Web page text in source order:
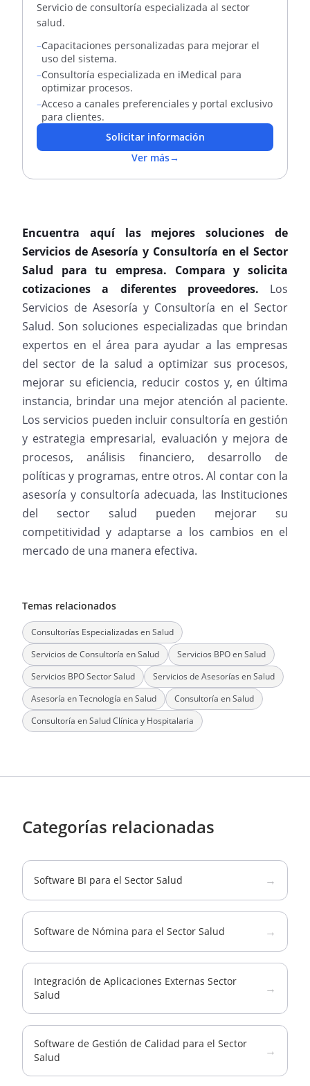
Servicio de consultoría especializada al sector
salud.
–Capacitaciones personalizadas para mejorar el
uso del sistema.
–Consultoría especializada en iMedical para
optimizar procesos.
–Acceso a canales preferenciales y portal exclusivo
para clientes.
Solicitar información
Ver más→
Encuentra aquí las mejores soluciones de
Servicios de Asesoría y Consultoría en el Sector
Salud para tu empresa. Compara y solicita
cotizaciones a diferentes proveedores. Los
Servicios de Asesoría y Consultoría en el Sector
Salud. Son soluciones especializadas que brindan
expertos en el área para ayudar a las empresas
del sector de la salud a optimizar sus procesos,
mejorar su eficiencia, reducir costos y, en última
instancia, brindar una mejor atención al paciente.
Los servicios pueden incluir consultoría en gestión
y estrategia empresarial, evaluación y mejora de
procesos, análisis financiero, desarrollo de
políticas y programas, entre otros. Al contar con la
asesoría y consultoría adecuada, las Instituciones
del sector salud pueden mejorar su
competitividad y adaptarse a los cambios en el
mercado de una manera efectiva.
Temas relacionados
Consultorías Especializadas en Salud
Servicios de Consultoría en Salud
Servicios BPO en Salud
Servicios BPO Sector Salud
Servicios de Asesorías en Salud
Asesoría en Tecnología en Salud
Consultoría en Salud
Consultoría en Salud Clínica y Hospitalaria
Categorías relacionadas
Software BI para el Sector Salud →
Software de Nómina para el Sector Salud →
Integración de Aplicaciones Externas Sector
Salud
→
Software de Gestión de Calidad para el Sector
Salud
→